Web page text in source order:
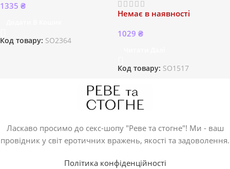
1335 ₴
Код товару: SO2364
Немає в наявності
1029 ₴
Код товару: SO1517
Ласкаво просимо до секс-шопу "Реве та стогне"! Ми - ваш
провідник у світ еротичних вражень, якості та задоволення.
Політика конфіденційності